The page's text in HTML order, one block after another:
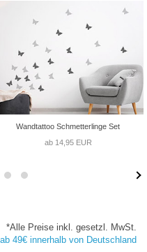
Wandtattoo Schmetterlinge Set
ab 14,95 EUR
*Alle Preise inkl. gesetzl. MwSt.
49€ innerhalb von Deutschland